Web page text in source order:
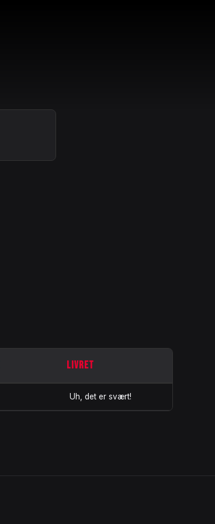
LIVRET
Uh, det er svært!